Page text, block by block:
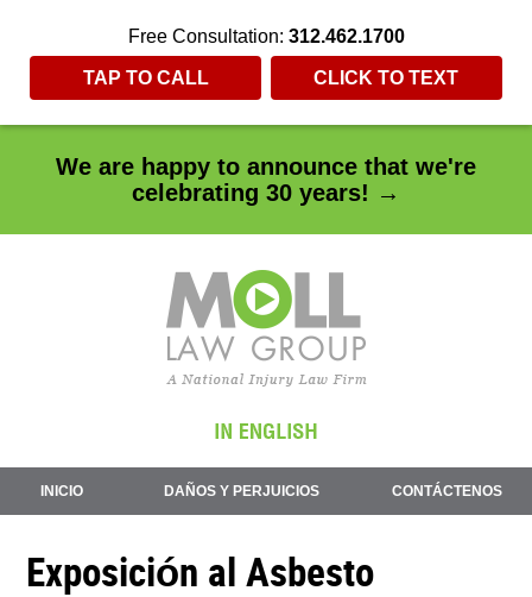
We are happy to announce that we're
celebrating 30 years! →
Free Consultation: 312.462.1700
TAP TO CALL CLICK TO TEXT
INICIO DAÑOS Y PERJUICIOS CONTÁCTENOS
Exposición al Asbesto